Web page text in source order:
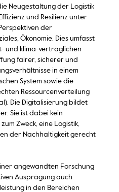
Neugestaltung der Logistik
und Resilienz unter
der
Ökonomie. Dies umfasst
und klima-verträglichen
fairer, sicherer und
in einem
System sowie die
Ressourcenverteilung
Die Digitalisierung bildet
Sie ist dabei kein
Zweck, eine Logistik,
der Nachhaltigkeit gerecht
angewandten Forschung
Ausprägung auch
in den Bereichen